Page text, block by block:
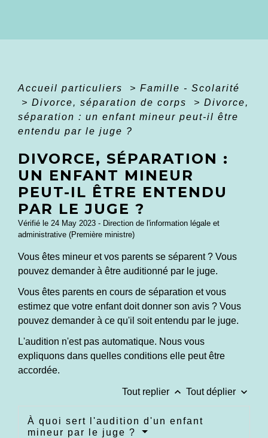
Accueil particuliers > Famille - Scolarité
> Divorce, séparation de corps > Divorce,
séparation : un enfant mineur peut-il être
entendu par le juge ?
DIVORCE, SÉPARATION :
UN ENFANT MINEUR
PEUT-IL ÊTRE ENTENDU
PAR LE JUGE ?
Vérifié le 24 May 2023 - Direction de l'information légale et
administrative (Première ministre)
Vous êtes mineur et vos parents se séparent ? Vous
pouvez demander à être auditionné par le juge.
Vous êtes parents en cours de séparation et vous
estimez que votre enfant doit donner son avis ? Vous
pouvez demander à ce qu'il soit entendu par le juge.
L'audition n'est pas automatique. Nous vous
expliquons dans quelles conditions elle peut être
accordée.
Tout replier keyboard_arrow_up Tout déplier keyboard_arrow_down
À quoi sert l'audition d'un enfant
mineur par le juge ?